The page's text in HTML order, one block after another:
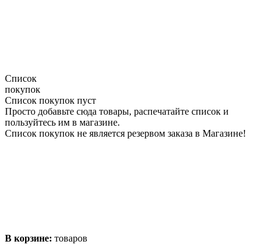
Список
покупок
Список покупок пуст
Просто добавьте сюда товары, распечатайте список и
пользуйтесь им в магазине.
Список покупок не является резервом заказа в Магазине!
В корзине: товаров